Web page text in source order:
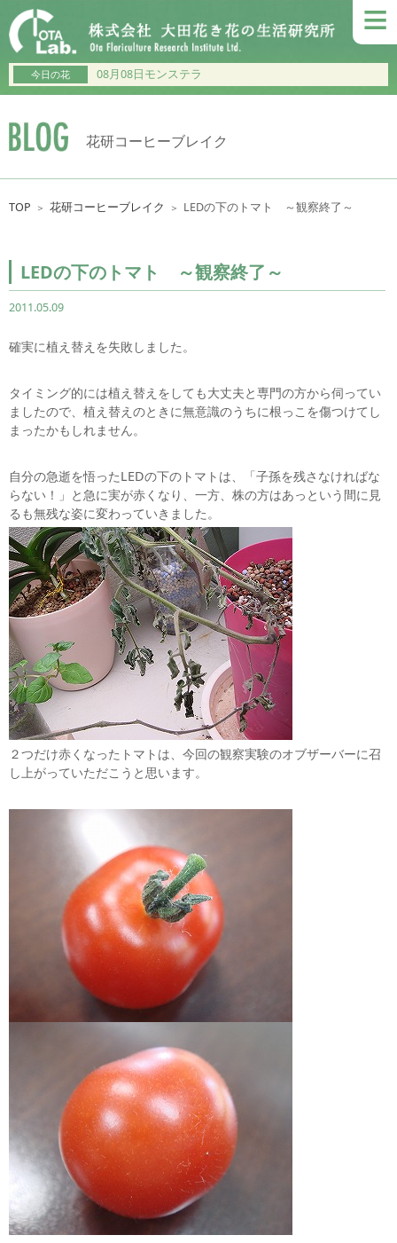
≡
今日の花 08月08日モンステラ
花研コーヒーブレイク
TOP ＞ 花研コーヒーブレイク ＞ LEDの下のトマト ～観察終了～
LEDの下のトマト ～観察終了～
2011.05.09
確実に植え替えを失敗しました。
タイミング的には植え替えをしても大丈夫と専門の方から伺ってい
ましたので、植え替えのときに無意識のうちに根っこを傷つけてし
まったかもしれません。
自分の急逝を悟ったLEDの下のトマトは、「子孫を残さなければな
らない！」と急に実が赤くなり、一方、株の方はあっという間に見
るも無残な姿に変わっていきました。
２つだけ赤くなったトマトは、今回の観察実験のオブザーバーに召
し上がっていただこうと思います。